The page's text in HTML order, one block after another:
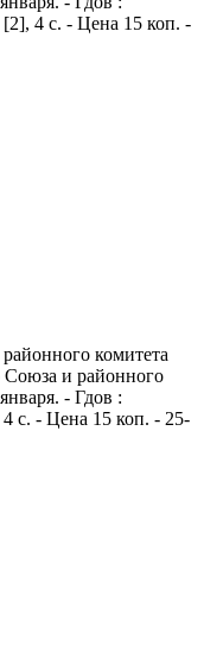
[2], 4 с. - Цена 15 коп. -
комитета
Союза и районного
- Гдов :
с. - Цена 15 коп. - 25-